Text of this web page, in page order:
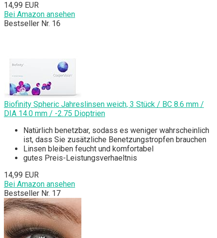
14,99 EUR
Bei Amazon ansehen
Bestseller Nr. 16
Biofinity Spheric Jahreslinsen weich, 3 Stück / BC 8.6 mm /
DIA 14.0 mm / -2.75 Dioptrien
Natürlich benetzbar, sodass es weniger wahrscheinlich
ist, dass Sie zusätzliche Benetzungstropfen brauchen
Linsen bleiben feucht und komfortabel
gutes Preis-Leistungsverhaeltnis
14,99 EUR
Bei Amazon ansehen
Bestseller Nr. 17